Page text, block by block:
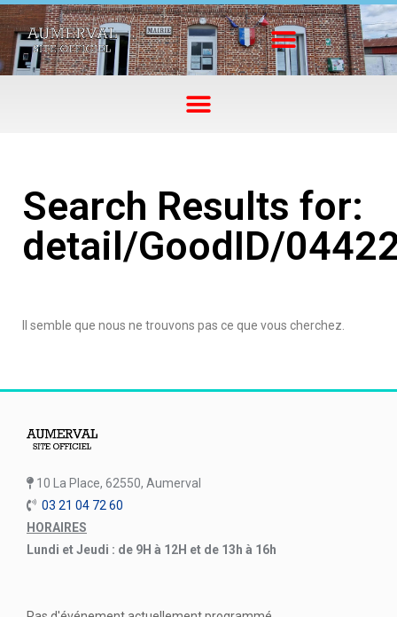
Search Results for:
detail/GoodID/
Il semble que nous ne trouvons pas ce que vous cherchez.
10 La Place, 62550, Aumerval
03 21 04 72 60
HORAIRES
Lundi et Jeudi : de 9H à 12H et de 13h à 16h